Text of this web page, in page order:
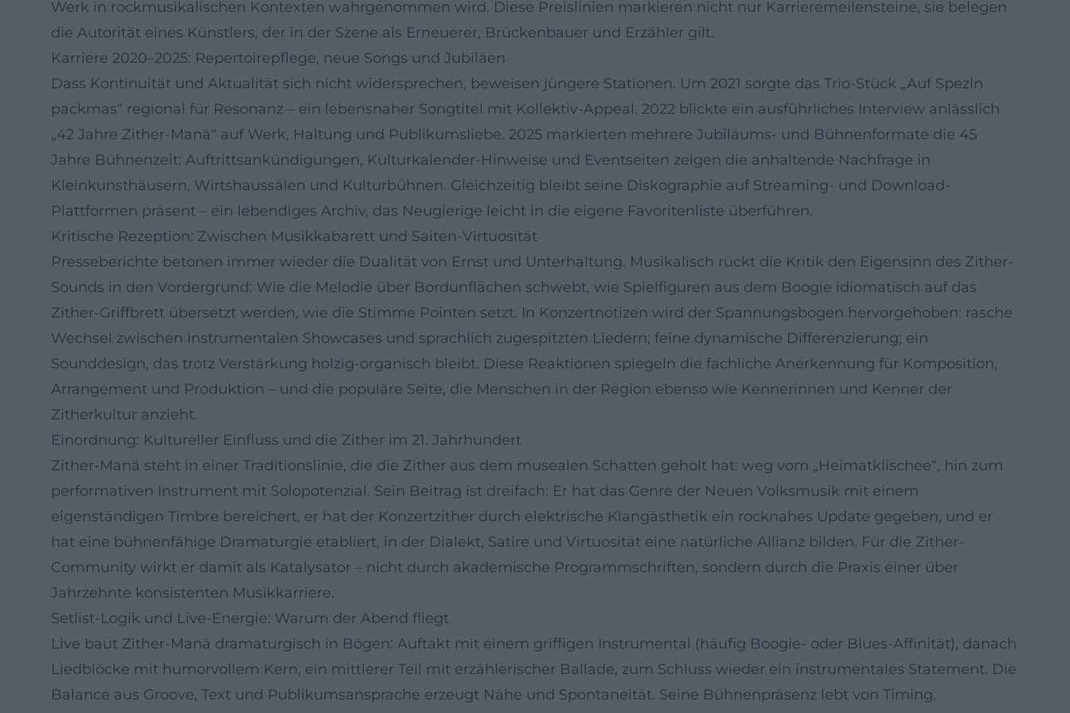
Werk in rockmusikalischen Kontexten wahrgenommen wird. Diese Preislinien markieren nicht nur Karrieremeilensteine, sie belegen
die Autorität eines Künstlers, der in der Szene als Erneuerer, Brückenbauer und Erzähler gilt.
Karriere 2020–2025: Repertoirepflege, neue Songs und Jubiläen
Dass Kontinuität und Aktualität sich nicht widersprechen, beweisen jüngere Stationen. Um 2021 sorgte das Trio-Stück „Auf Spezln
packmas“ regional für Resonanz – ein lebensnaher Songtitel mit Kollektiv-Appeal. 2022 blickte ein ausführliches Interview anlässlich
„42 Jahre Zither-Manä“ auf Werk, Haltung und Publikumsliebe. 2025 markierten mehrere Jubiläums- und Bühnenformate die 45
Jahre Bühnenzeit: Auftrittsankündigungen, Kulturkalender-Hinweise und Eventseiten zeigen die anhaltende Nachfrage in
Kleinkunsthäusern, Wirtshaussälen und Kulturbühnen. Gleichzeitig bleibt seine Diskographie auf Streaming- und Download-
Plattformen präsent – ein lebendiges Archiv, das Neugierige leicht in die eigene Favoritenliste überführen.
Kritische Rezeption: Zwischen Musikkabarett und Saiten-Virtuosität
Presseberichte betonen immer wieder die Dualität von Ernst und Unterhaltung. Musikalisch rückt die Kritik den Eigensinn des Zither-
Sounds in den Vordergrund: Wie die Melodie über Bordunflächen schwebt, wie Spielfiguren aus dem Boogie idiomatisch auf das
Zither-Griffbrett übersetzt werden, wie die Stimme Pointen setzt. In Konzertnotizen wird der Spannungsbogen hervorgehoben: rasche
Wechsel zwischen instrumentalen Showcases und sprachlich zugespitzten Liedern; feine dynamische Differenzierung; ein
Sounddesign, das trotz Verstärkung holzig-organisch bleibt. Diese Reaktionen spiegeln die fachliche Anerkennung für Komposition,
Arrangement und Produktion – und die populäre Seite, die Menschen in der Region ebenso wie Kennerinnen und Kenner der
Zitherkultur anzieht.
Einordnung: Kultureller Einfluss und die Zither im 21. Jahrhundert
Zither-Manä steht in einer Traditionslinie, die die Zither aus dem musealen Schatten geholt hat: weg vom „Heimatklischee“, hin zum
performativen Instrument mit Solopotenzial. Sein Beitrag ist dreifach: Er hat das Genre der Neuen Volksmusik mit einem
eigenständigen Timbre bereichert, er hat der Konzertzither durch elektrische Klangästhetik ein rocknahes Update gegeben, und er
hat eine bühnenfähige Dramaturgie etabliert, in der Dialekt, Satire und Virtuosität eine natürliche Allianz bilden. Für die Zither-
Community wirkt er damit als Katalysator – nicht durch akademische Programmschriften, sondern durch die Praxis einer über
Jahrzehnte konsistenten Musikkarriere.
Setlist-Logik und Live-Energie: Warum der Abend fliegt
Live baut Zither-Manä dramaturgisch in Bögen: Auftakt mit einem griffigen Instrumental (häufig Boogie- oder Blues-Affinität), danach
Liedblöcke mit humorvollem Kern, ein mittlerer Teil mit erzählerischer Ballade, zum Schluss wieder ein instrumentales Statement. Die
Balance aus Groove, Text und Publikumsansprache erzeugt Nähe und Spontaneität. Seine Bühnenpräsenz lebt von Timing,